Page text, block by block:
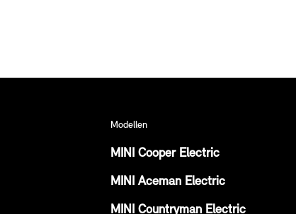
Modellen
MINI Cooper Electric
MINI Aceman Electric
MINI Countryman Electric